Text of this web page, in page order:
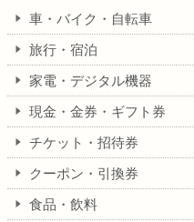
車・バイク・自転車
旅行・宿泊
家電・デジタル機器
現金・金券・ギフト券
チケット・招待券
クーポン・引換券
食品・飲料